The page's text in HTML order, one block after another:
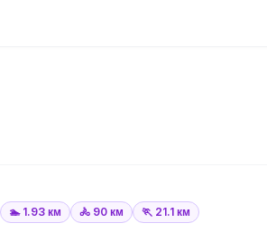
🏊 1.93 км 🚴 90 км 🏃 21.1 км